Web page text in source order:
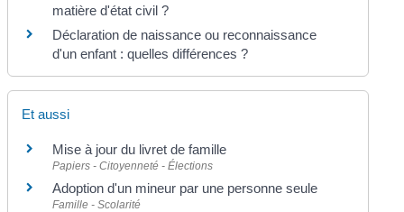
matière d'état civil ?
Déclaration de naissance ou reconnaissance
d'un enfant : quelles différences ?
Et aussi
Mise à jour du livret de famille
Papiers - Citoyenneté - Élections
Adoption d'un mineur par une personne seule
Famille - Scolarité